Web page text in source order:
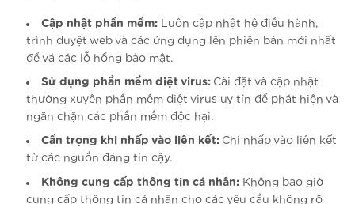
Cập nhật phần mềm: Luôn cập nhật hệ điều hành,
trình duyệt web và các ứng dụng lên phiên bản mới nhất
để vá các lỗ hổng bảo mật.
Sử dụng phần mềm diệt virus: Cài đặt và cập nhật
thường xuyên phần mềm diệt virus uy tín để phát hiện và
ngăn chặn các phần mềm độc hại.
Cẩn trọng khi nhấp vào liên kết: Chỉ nhấp vào liên kết
từ các nguồn đáng tin cậy.
Không cung cấp thông tin cá nhân: Không bao giờ
cung cấp thông tin cá nhân cho các yêu cầu không rõ